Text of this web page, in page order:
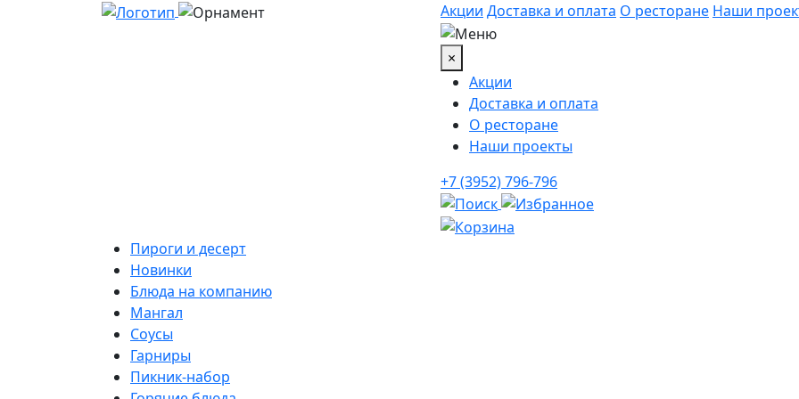
Акции Доставка и оплата О ресторане Наши
×
Акции
Доставка и оплата
О ресторане
Наши проекты
+7 (3952) 796-796
Пироги и десерт
Новинки
Блюда на компанию
Мангал
Соусы
Гарниры
Пикник-набор